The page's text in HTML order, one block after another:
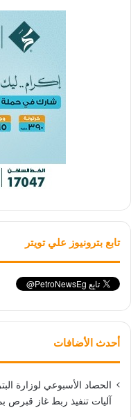
تابع بترونيوز علي تويتر
أحدث الأضافات
الحصاد الأسبوعي لوزارة
آليات تنفيذ ربط غاز قبرص